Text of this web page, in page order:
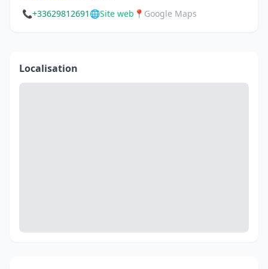
📞+33629812691 🌐Site web 📍 Google Maps
Localisation